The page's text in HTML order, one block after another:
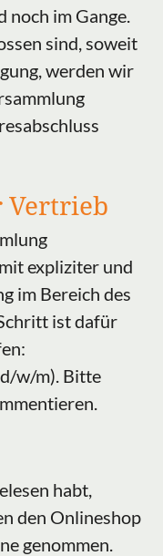
noch im Gange.
sind, soweit
werden wir
Vertrieb
expliziter und
im Bereich des
ist dafür
w/m). Bitte
habt,
den Onlineshop
genommen.